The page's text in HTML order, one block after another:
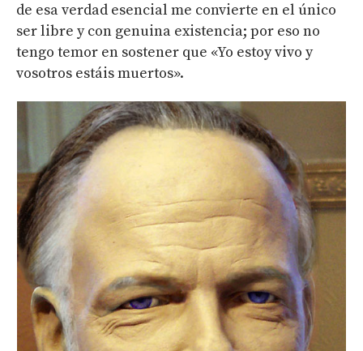
de esa verdad esencial me convierte en el único
ser libre y con genuina existencia; por eso no
tengo temor en sostener que «Yo estoy vivo y
vosotros estáis muertos».